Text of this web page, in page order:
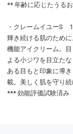
** 年齢に応じたうる
・クレームイユーS
輝き続ける肌のため
機能アイクリーム。
よる小ジワを目立た
ある目もと印象に導
載。美しく肌を守り続
*** 効能評価試験済み